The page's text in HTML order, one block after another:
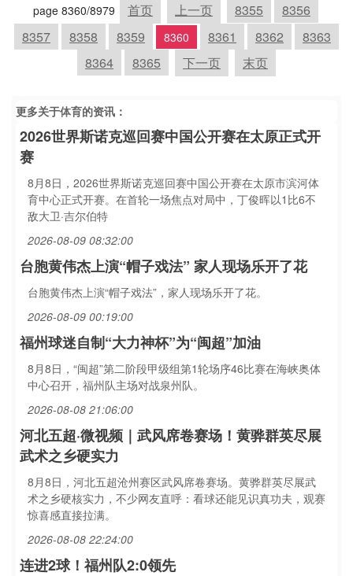
page 8360/8979 首页 上一页 8355
8356
8357
8358 8359 8360 8361 8362
8363
8364
8365 下一页 末页
更多关于体育的资讯：
2026世界斯诺克巡回赛中国公开赛在太原正式开
赛
8月8日，2026世界斯诺克巡回赛中国公开赛在太原市滨河体
育中心正式开赛。在首轮一场焦点对局中，丁俊晖以1比6不
敌大卫·吉尔伯特
2026-08-09 08:32:00
台胞黄伟杰上演“帽子戏法” 家人现场乐开了花
台胞黄伟杰上演“帽子戏法”，家人现场乐开了花。
2026-08-09 00:19:00
福州球迷自制“大力神杯”为“闽超”加油
8月8日，“闽超”第二阶段甲级组第1轮场序46比赛在海峡奥体
中心召开，福州队主场对战泉州队。
2026-08-08 21:06:00
河北五超·微视频｜武风席卷赛场！黄骅群英尽展
武术之乡硬实力
8月8日，河北五超沧州赛区武风席卷赛场。黄骅群英尽展武
术之乡硬核实力，不少网友直呼：看球还能见识真功夫，观赛
惊喜感直接拉满。
2026-08-08 22:24:00
连进2球！福州队2:0领先